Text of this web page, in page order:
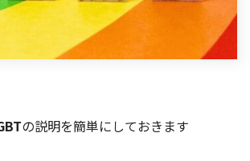
の説明を簡単にしておきます